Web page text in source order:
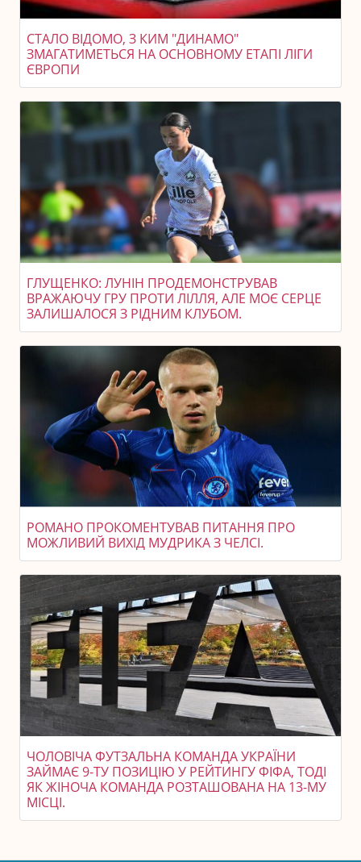
СТАЛО ВІДОМО, З КИМ "ДИНАМО"
ЗМАГАТИМЕТЬСЯ НА ОСНОВНОМУ ЕТАПІ ЛІГИ
ЄВРОПИ
ГЛУЩЕНКО: ЛУНІН ПРОДЕМОНСТРУВАВ
ВРАЖАЮЧУ ГРУ ПРОТИ ЛІЛЛЯ, АЛЕ МОЄ СЕРЦЕ
ЗАЛИШАЛОСЯ З РІДНИМ КЛУБОМ.
РОМАНО ПРОКОМЕНТУВАВ ПИТАННЯ ПРО
МОЖЛИВИЙ ВИХІД МУДРИКА З ЧЕЛСІ.
ЧОЛОВІЧА ФУТЗАЛЬНА КОМАНДА УКРАЇНИ
ЗАЙМАЄ 9-ТУ ПОЗИЦІЮ У РЕЙТИНГУ ФІФА, ТОДІ
ЯК ЖІНОЧА КОМАНДА РОЗТАШОВАНА НА 13-МУ
МІСЦІ.